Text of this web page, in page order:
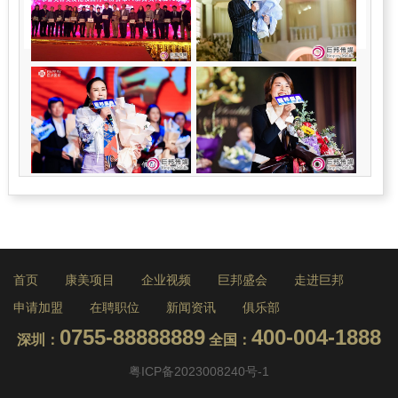
首页 康美项目 企业视频 巨邦盛会
走进巨邦
申请加盟
在聘职位 新闻资讯 俱乐部
深圳： 0755-88888889 全国： 400-004-1888
粤ICP备2023008240号-1